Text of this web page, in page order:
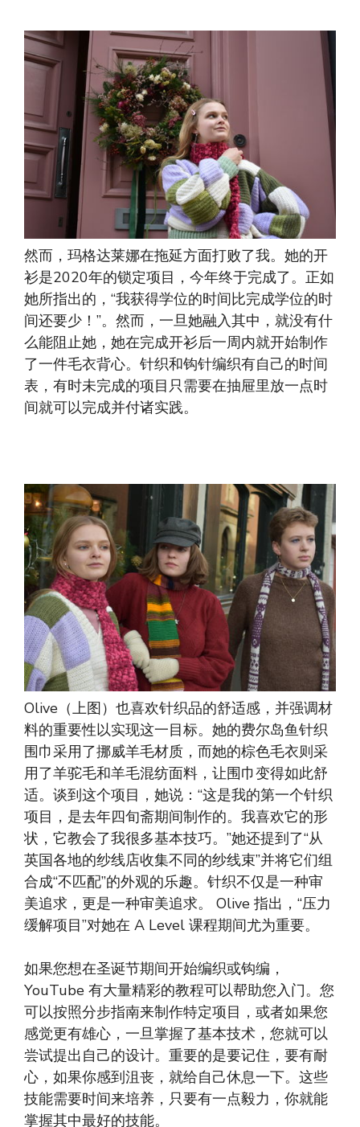
然而，玛格达莱娜在拖延方面打败了我。她的开
衫是2020年的锁定项目，今年终于完成了。正如
她所指出的，“我获得学位的时间比完成学位的时
间还要少！”。然而，一旦她融入其中，就没有什
么能阻止她，她在完成开衫后一周内就开始制作
了一件毛衣背心。针织和钩针编织有自己的时间
表，有时未完成的项目只需要在抽屉里放一点时
间就可以完成并付诸实践。
Olive（上图）也喜欢针织品的舒适感，并强调材
料的重要性以实现这一目标。她的费尔岛鱼针织
围巾采用了挪威羊毛材质，而她的棕色毛衣则采
用了羊驼毛和羊毛混纺面料，让围巾变得如此舒
适。谈到这个项目，她说：“这是我的第一个针织
项目，是去年四旬斋期间制作的。我喜欢它的形
状，它教会了我很多基本技巧。”她还提到了“从
英国各地的纱线店收集不同的纱线束”并将它们组
合成“不匹配”的外观的乐趣。针织不仅是一种审
美追求，更是一种审美追求。 Olive 指出，“压力
缓解项目”对她在 A Level 课程期间尤为重要。
如果您想在圣诞节期间开始编织或钩编，
YouTube 有大量精彩的教程可以帮助您入门。您
可以按照分步指南来制作特定项目，或者如果您
感觉更有雄心，一旦掌握了基本技术，您就可以
尝试提出自己的设计。重要的是要记住，要有耐
心，如果你感到沮丧，就给自己休息一下。这些
技能需要时间来培养，只要有一点毅力，你就能
掌握其中最好的技能。